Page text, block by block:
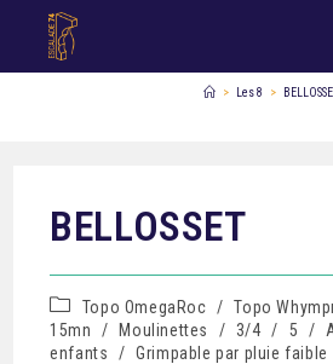
> Les 8 >
BELLOSSET
Topo OmegaRoc / Topo
15mn
/ Moulinettes / 3/4 / 5 /
enfants
/ Grimpable par pluie faible